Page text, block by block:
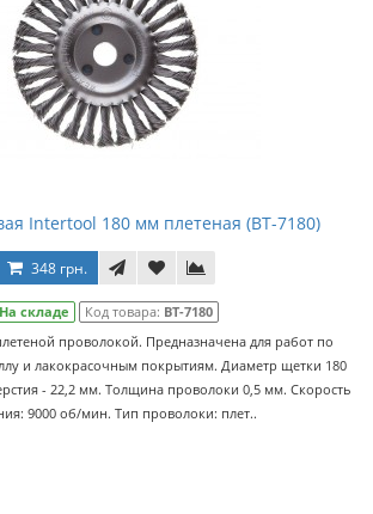
Intertool 180 мм плетеная (BT-7180)
348 грн.
На складе Код товара: BT-7180
проволокой. Предназначена для работ по
и лакокрасочным покрытиям. Диаметр щетки 180
- 22,2 мм. Толщина проволоки 0,5 мм. Скорость
9000 об/мин. Тип проволоки: плет..